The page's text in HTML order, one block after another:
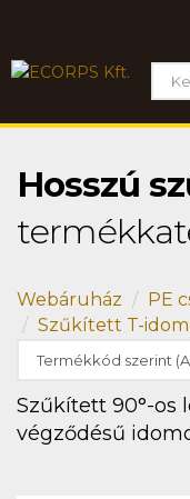
Hosszú
Webáruház PE
Szűkített T-
Szűkített 90°-os
végződésű